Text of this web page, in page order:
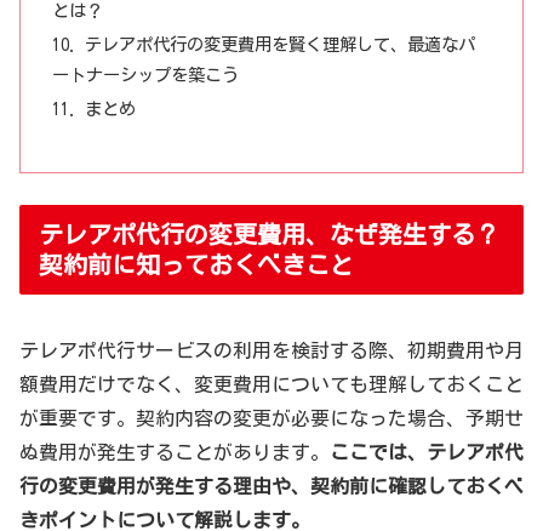
とは？
テレアポ代行の変更費用を賢く理解して、最適なパ
ートナーシップを築こう
まとめ
テレアポ代行の変更費用、なぜ発生する？
契約前に知っておくべきこと
テレアポ代行サービスの利用を検討する際、初期費用や月
額費用だけでなく、変更費用についても理解しておくこと
が重要です。契約内容の変更が必要になった場合、予期せ
ぬ費用が発生することがあります。
ここでは、テレアポ代
行の変更費用が発生する理由や、契約前に確認しておくべ
きポイントについて解説します。